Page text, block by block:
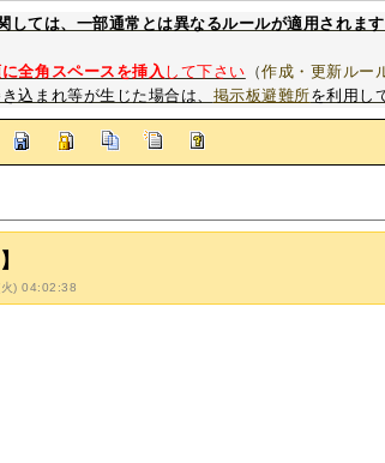
ては、一部通常とは異なるルールが適用されま
全角スペースを挿入 して下さい （作成・更新ルー
込まれ等が生じた場合は、 掲示板避難所を利用し
) 04:02:38